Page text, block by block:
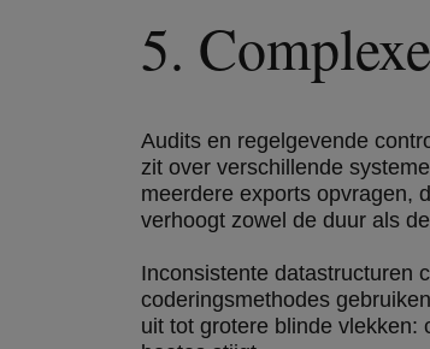
5.
Audits en regelgevende
zit over verschillende
meerdere exports opvragen,
verhoogt zowel de duur als
Inconsistente datastructuren
coderingsmethodes
uit tot grotere blinde vlekken: